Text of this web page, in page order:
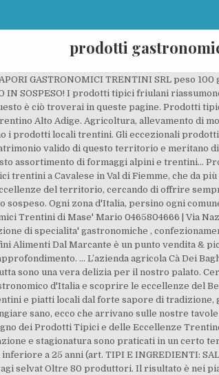
prodotti
GASTRONOMICI TRENTINI SRL peso
IN SOSPESO! I prodotti tipici friulani
è ciò troverai in queste pagine. Prodotti
Alto Adige. Agricoltura, allevamento di
i prodotti locali trentini. Gli eccezionali
valido di questo territorio e meritano
assortimento di formaggi alpini e trentini…
a Cavalese in Val di Fiemme, che da
del territorio, cercando di offrire
Ogni zona d'Italia, persino ogni
Trentini di Mase' Mario 0465804666 | Via
di specialita' gastronomiche ,
Alimenti Dal Marcante è un punto vendita
... L’azienda agricola Cà Dei
sono una vera delizia per il nostro palato.
d'Italia e scoprire le eccellenze del
e piatti locali dal forte sapore di tradizione,
sano, ecco che arrivano sulle nostre
dei Prodotti Tipici e delle Eccellenze
e stagionatura sono praticati in un certo
a 25 anni (art. TIPI E INGREDIENTI:
selvat Oltre 80 produttori. Il risultato è nei